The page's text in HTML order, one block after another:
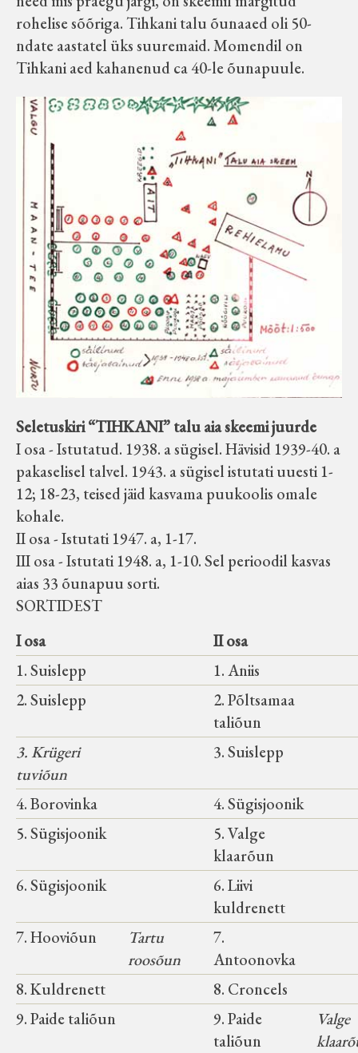
Koduleht on teoks saanud tänu Sillaotsa
Muuseumisõprade Seltsingu, Kohaliku
Omaalgatuse Programmi ja Märjamaa
Vallavalitsuse abile.
rohelise sõõriga. Tihkani talu õunaaed oli 50-
ndate aastatel üks suuremaid. Momendil on
Tihkani aed kahanenud ca 40-le õunapuule.
Seletuskiri “TIHKANI” talu aia skeemi juurde
I osa - Istutatud. 1938. a sügisel. Hävisid 1939-40. a
pakaselisel talvel. 1943. a sügisel istutati uuesti 1-
12; 18-23, teised jäid kasvama puukoolis omale
kohale.
II osa - Istutati 1947. a, 1-17.
III osa - Istutati 1948. a, 1-10. Sel perioodil kasvas
aias 33 õunapuu sorti.
SORTIDEST
I osa
II osa
1. Suislepp
1. Aniis
2. Suislepp
2. Põltsamaa
taliõun
3. Krügeri
tuviõun
3. Suislepp
4. Borovinka
4. Sügisjoonik
5. Sügisjoonik
5. Valge
klaarõun
6. Sügisjoonik
6. Liivi
kuldrenett
7. Hooviõun
Tartu
roosõun
7.
Antoonovka
8. Kuldrenett
8. Croncels
9. Paide taliõun
9. Paide
taliõun
Valge